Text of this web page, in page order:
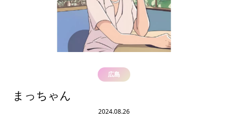
広島
まっちゃん
2024.08.26